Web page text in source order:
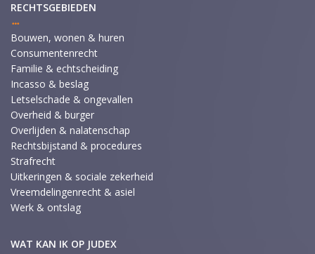
RECHTSGEBIEDEN
Bouwen, wonen & huren
Consumentenrecht
Familie & echtscheiding
Incasso & beslag
Letselschade & ongevallen
Overheid & burger
Overlijden & nalatenschap
Rechtsbijstand & procedures
Strafrecht
Uitkeringen & sociale zekerheid
Vreemdelingenrecht & asiel
Werk & ontslag
WAT KAN IK OP JUDEX